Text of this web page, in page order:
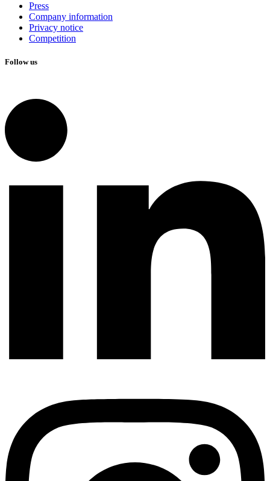
Press
Company information
Privacy notice
Competition
Follow us